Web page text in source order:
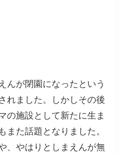
んが閉園になったという
れました。しかしその後
の施設として新たに生ま
また話題となりました。
、やはりとしまえんが無